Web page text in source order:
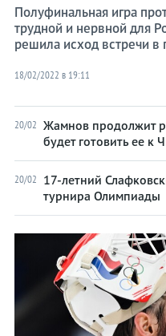
Полуфинальная игра
трудной и нервной для
решила исход встречи
18/02/2022 в 19:11
20/02 Жамнов продолжит
будет готовить ее к
20/02 17-летний
турнира Олимпиады